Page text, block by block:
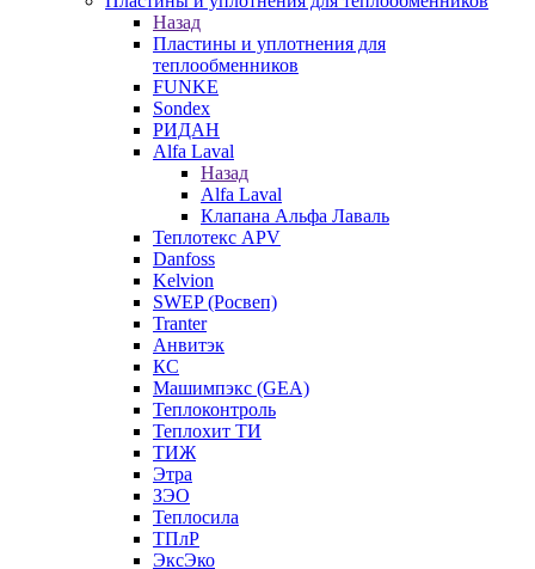
Назад
Пластины и уплотнения для
теплообменников
FUNKE
Sondex
РИДАН
Alfa Laval
Назад
Alfa Laval
Клапана Альфа Лаваль
Теплотекс APV
Danfoss
Kelvion
SWEP (Росвеп)
Tranter
Анвитэк
КС
Машимпэкс (GEA)
Теплоконтроль
Теплохит ТИ
ТИЖ
Этра
ЗЭО
Теплосила
ТПлР
ЭксЭко